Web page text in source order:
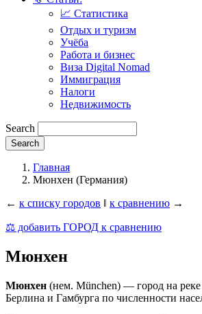
📈 Статистика
Отдых и туризм
Учёба
Работа и бизнес
Виза Digital Nomad
Иммиграция
Налоги
Недвижимость
Search
Главная
Мюнхен (Германия)
← к списку городов ‖ к сравнению →
⚖️ добавить ГОРОД к сравнению
Мюнхен
Мюнхен (нем. München) — город на
Берлина и Гамбурга по численности